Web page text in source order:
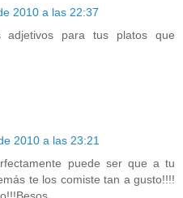
2010 a las 22:37
para tus platos que
2010 a las 23:21
puede ser que a tu
te los comiste tan a gusto!!!!